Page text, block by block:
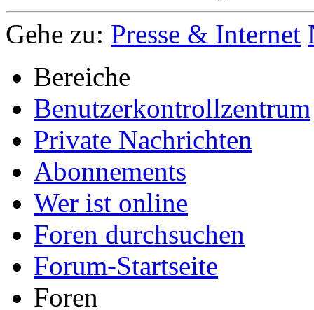
Gehe zu: Presse & Internet
Bereiche
Benutzerkontrollzentrum
Private Nachrichten
Abonnements
Wer ist online
Foren durchsuchen
Forum-Startseite
Foren